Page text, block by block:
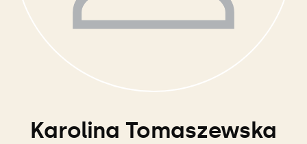
Karolina Tomaszewska